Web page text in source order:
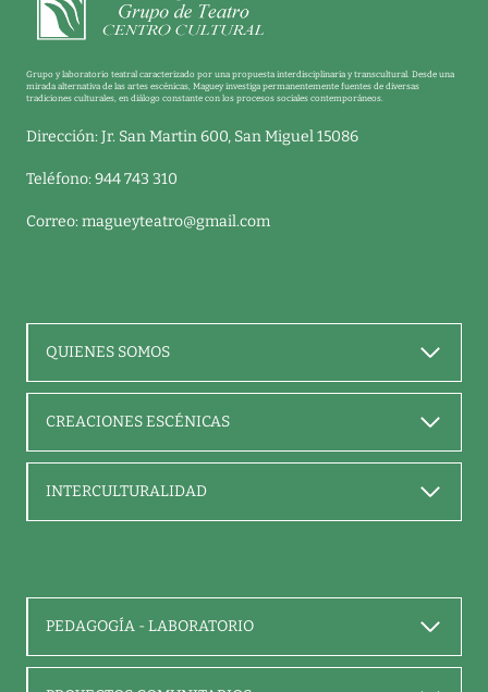
Grupo y laboratorio teatral caracterizado por una propuesta interdisciplinaria y transcultural. Desde una
mirada alternativa de las artes escénicas, Maguey investiga permanentemente fuentes de diversas
tradiciones culturales, en diálogo constante con los procesos sociales contemporáneos.
Dirección: Jr. San Martin 600, San Miguel 15086
Teléfono: 944 743 310
Correo: magueyteatro@gmail.com
QUIENES SOMOS
CREACIONES ESCÉNICAS
INTERCULTURALIDAD
PEDAGOGÍA - LABORATORIO